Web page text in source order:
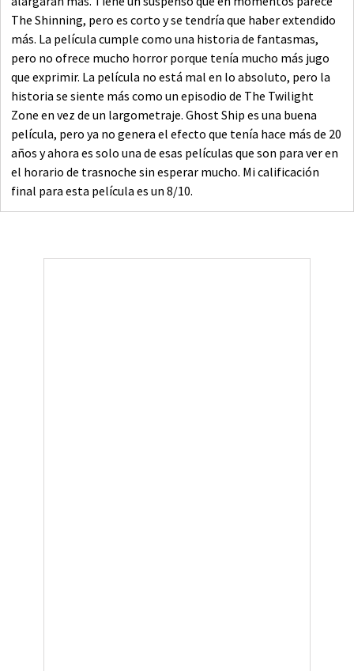
The Shinning, pero es corto y se tendría que haber extendido
más. La película cumple como una historia de fantasmas,
pero no ofrece mucho horror porque tenía mucho más jugo
que exprimir. La película no está mal en lo absoluto, pero la
historia se siente más como un episodio de The Twilight
Zone en vez de un largometraje. Ghost Ship es una buena
película, pero ya no genera el efecto que tenía hace más de 20
años y ahora es solo una de esas películas que son para ver en
el horario de trasnoche sin esperar mucho. Mi calificación
final para esta película es un 8/10.